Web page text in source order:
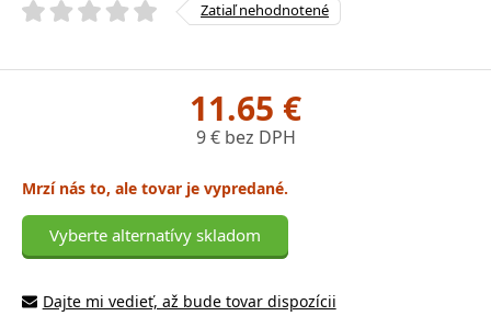
Zatiaľ nehodnotené
11.65 €
9 € bez DPH
Mrzí nás to, ale tovar je vypredané.
Vyberte alternatívy skladom
Dajte mi vedieť, až bude tovar dispozícii